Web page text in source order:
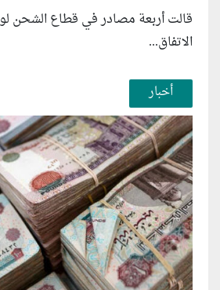
قالت أربعة مصادر في قطاع الشحن
الاتفاق...
أخبار